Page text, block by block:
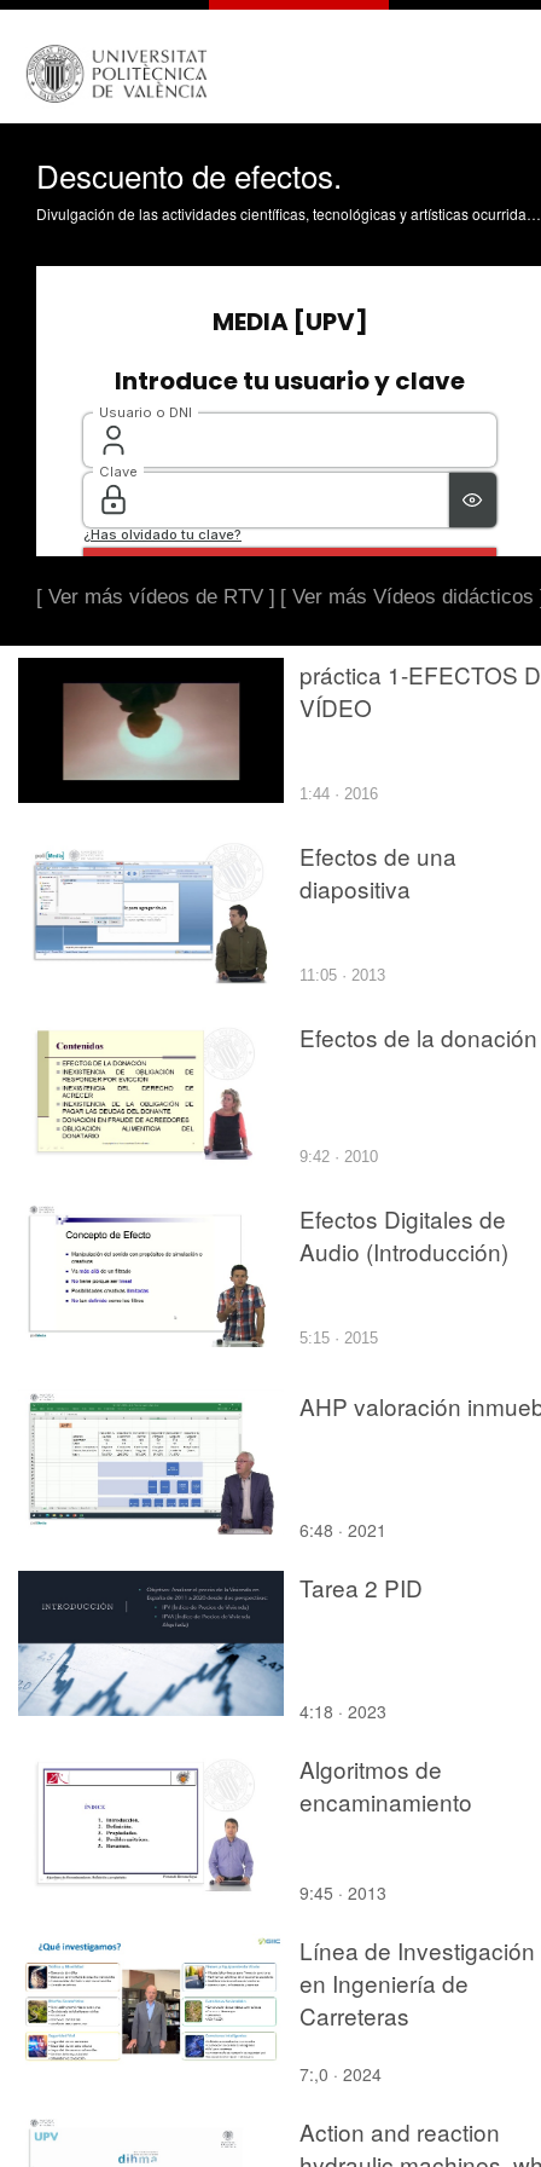
Descuento de efectos.
Divulgación de las actividades científicas, tecnológicas y artísticas ocurridas en los tres campus de la UPV
[ Ver más vídeos de RTV ] [ Ver más Vídeos didácticos
práctica 1-EFECTOS
VÍDEO
1:44 · 2016
Efectos de una
diapositiva
11:05 · 2013
Efectos de la donación
9:42 · 2010
Efectos Digitales de
Audio (Introducción)
5:15 · 2015
AHP valoración
6:48 · 2021
Tarea 2 PID
4:18 · 2023
Algoritmos de
encaminamiento
9:45 · 2013
Línea de Investigación
en Ingeniería de
Carreteras
7:,0 · 2024
Action and reaction